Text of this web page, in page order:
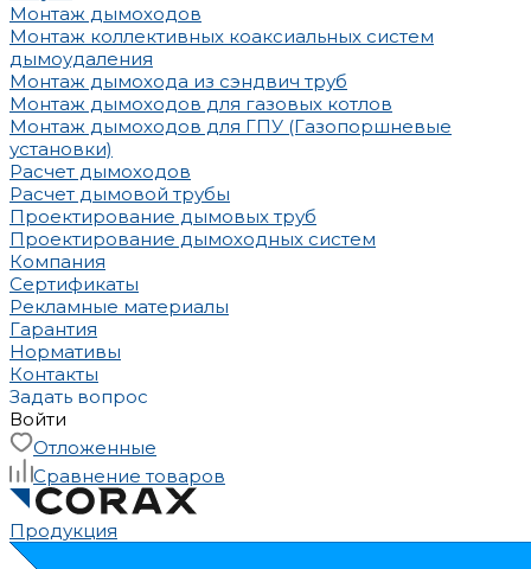
Монтаж дымоходов
Монтаж коллективных коаксиальных систем
дымоудаления
Монтаж дымохода из сэндвич труб
Монтаж дымоходов для газовых котлов
Монтаж дымоходов для ГПУ (Газопоршневые
установки)
Расчет дымоходов
Расчет дымовой трубы
Проектирование дымовых труб
Проектирование дымоходных систем
Компания
Сертификаты
Рекламные материалы
Гарантия
Нормативы
Контакты
Задать вопрос
Войти
Отложенные
Сравнение товаров
Продукция